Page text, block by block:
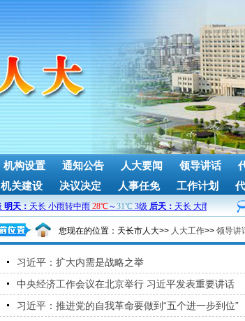
机构设置 通知公告 人大要闻 领导讲话
机关建设 决议决定 人事任免 工作计划
您现在的位置： 天长市人大>> 人大工作>> 领导讲
习近平：扩大内需是战略之举
中央经济工作会议在北京举行 习近平发表重要讲话
习近平：推进党的自我革命要做到“五个进一步到位”